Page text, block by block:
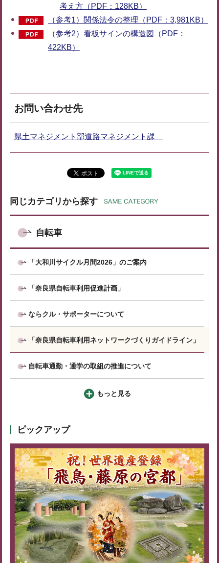
考え方（PDF：128KB）
（参考1）関係法令の整理（PDF：3,981KB）
（参考2）看板サインの構造図（PDF：
422KB）
お問い合わせ先
県土マネジメント部道路マネジメント課
同じカテゴリから探す
自転車
「大和川サイクル月間2026」のご案内
「奈良県自転車利用促進計画」
ならクル・サポーターについて
「奈良県自転車利用ネットワークづくりガイドライン」
自転車通勤・通学の取組の推進について
もっと見る
ピックアップ